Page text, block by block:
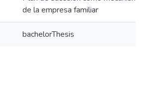
de la empresa familiar
bachelorThesis